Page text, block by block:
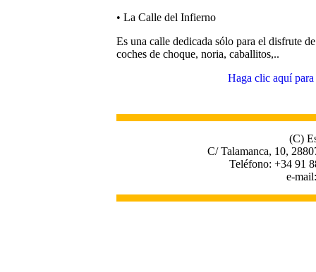
• La Calle del Infierno
Es una calle dedicada sólo para el disfrute
coches de choque, noria, caballitos,..
Haga clic aquí
(C)
C/ Talamanca, 10,
Teléfono: +34 91
e-